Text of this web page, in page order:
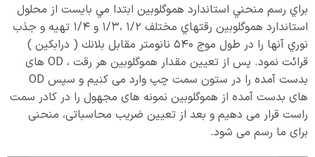
براي رسم منحني استاندارد هموگلوبين ابتدا مي بايست از محلول
استاندارد هموگلوبين رقتهاي مختلف 1/2 ،1/3 و 1/4 تهيه و جذب
نوري آنها را در طول موج 540 نانومتر مقابل بلانك ( درابکين )
قرائت نمود. پس از تعيين مقدار هموگلوبين هر رقت ، OD های
بدست آمده را در ستون سمت چپ وارد می کنیم و سپس OD
های بدست آمده از هموگلوبین نمونه های مجهول را در کادر سمت
راست قرار می دهیم و بعد از تعیین ضریب محاسباتی، منحنی
برای ما رسم می شود.